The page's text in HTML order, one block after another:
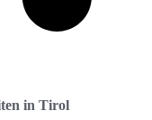
in Tirol